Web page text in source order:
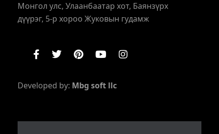
Монгол улс, Улаанбаатар хот, Баянзүрх
дүүрэг, 5-р хороо Жуковын гудамж
Developed by: Mbg soft llc